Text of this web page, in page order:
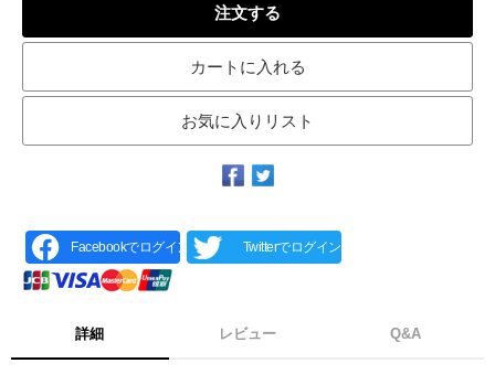
注文する
カートに入れる
お気に入りリスト
Facebookでログイン Twitterでログイン
詳細 レビュー Q&A